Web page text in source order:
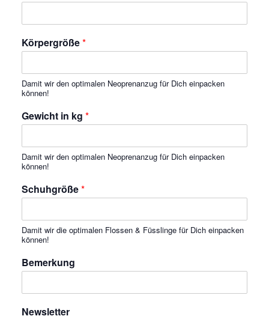
Körpergröße*
Damit wir den optimalen Neoprenanzug für Dich einpacken
können!
Gewicht in kg *
Damit wir den optimalen Neoprenanzug für Dich einpacken
können!
Schuhgröße*
Damit wir die optimalen Flossen & Füsslinge für Dich einpacken
können!
Bemerkung
Newsletter